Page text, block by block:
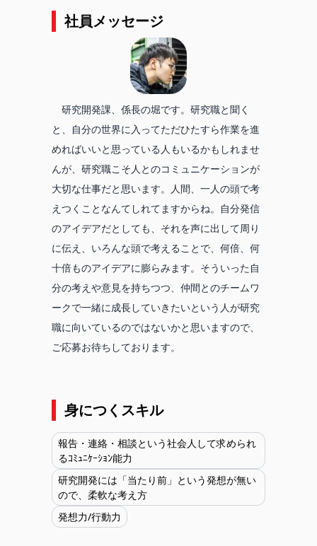
社員メッセージ
研究開発課、係長の堀です。研究職と聞く
と、自分の世界に入ってただひたすら作業を進
めればいいと思っている人もいるかもしれませ
んが、研究職こそ人とのコミュニケーションが
大切な仕事だと思います。人間、一人の頭で考
えつくことなんてしれてますからね。自分発信
のアイデアだとしても、それを声に出して周り
に伝え、いろんな頭で考えることで、何倍、何
十倍ものアイデアに膨らみます。そういった自
分の考えや意見を持ちつつ、仲間とのチームワ
ークで一緒に成長していきたいという人が研究
職に向いているのではないかと思いますので、
ご応募お待ちしております。
身につくスキル
報告・連絡・相談という社会人して求められ
るｺﾐｭﾆｹｰｼｮﾝ能力
研究開発には「当たり前」という発想が無い
ので、柔軟な考え方
発想力/行動力